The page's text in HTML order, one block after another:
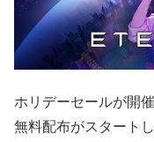
ホリデーセールが開
無料配布がスタート